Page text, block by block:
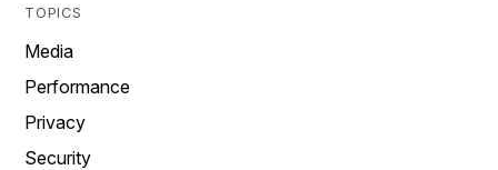
TOPICS
Media
Performance
Privacy
Security